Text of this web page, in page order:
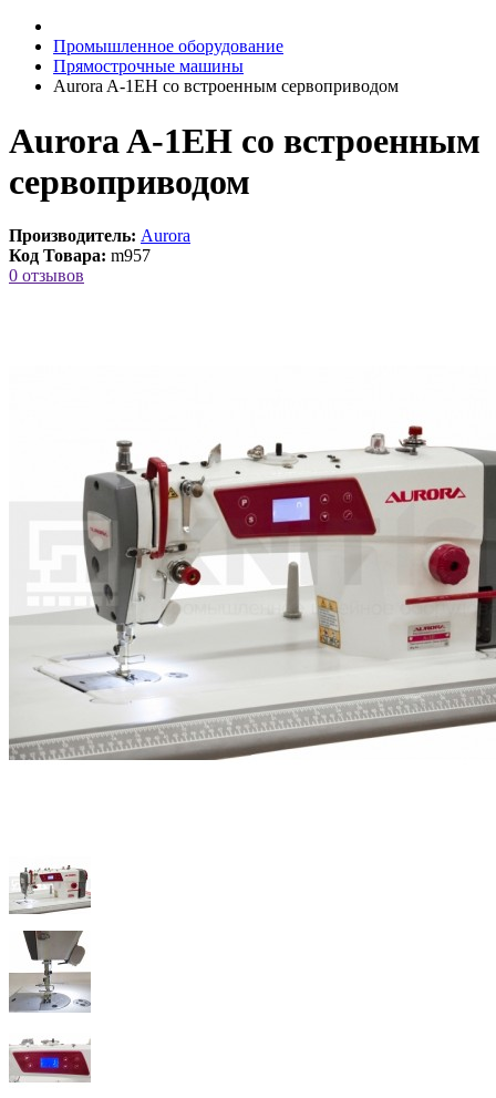
Промышленное оборудование
Прямострочные машины
Aurora A-1EH со встроенным сервоприводом
Aurora A-1EH со встроенным
сервоприводом
Производитель: Aurora
Код Товара: m957
0 отзывов